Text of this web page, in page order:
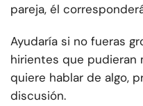
pareja, él
Ayudaría si no fueras
hirientes que pudieran
quiere hablar de algo,
discusión.